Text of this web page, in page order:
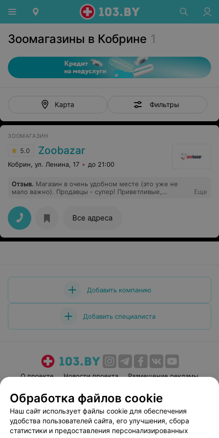
Зоомагазины в Кобрине 1
Карта Фильтры
ЗООМАГАЗИН
5.0 Zoobazar
Кобрин, ул. Ленина, 17 до 21:00
Отзыв. Магазин в очень удобном месте (это уже не
мало важно). Продавцы - супер! Приветливые,
Еще
Все адреса
Добавить компанию
Добавить специалиста
О проекте Новости проекта
Размещение рекламы
Пользовательское соглашение
Способы оплаты
Вакансии
Партнеры
Написать руководителю 103.by
Обработка файлов cookie
Наш сайт использует файлы cookie для обеспечения
удобства пользователей сайта, его улучшения, сбора
статистики и предоставления персонализированных